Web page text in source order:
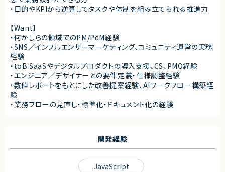
・目的やKPIから逆算してタスクや体制を組み立てられる推進力
【Want】
・何かしらの領域でのPM/PdM経験
・SNS／インフルエンサーマーケティング、コミュニティ運営の実務
経験
・toB SaaSやデジタルプロダクトの導入支援、CS、PMO経験
・エンジニア／デザイナーとの要件定義・仕様調整経験
・数値レポートをもとにした改善提案経験、AIワークフロー構築経
験
・業務フローの見直し・標準化・ドキュメント化の経験
開発経験
JavaScript